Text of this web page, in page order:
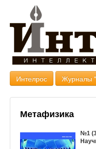
Интелрос Журналы
Метафизика
№1